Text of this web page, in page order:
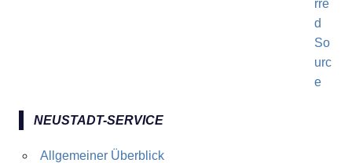
NEUSTADT-SERVICE
Allgemeiner Überblick